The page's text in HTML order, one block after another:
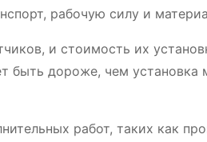
рабочую силу и
и стоимость их
быть дороже, чем установка
работ, таких как